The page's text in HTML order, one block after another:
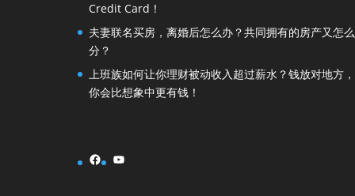
Credit Card！
夫妻联名买房，离婚后怎么办？共同拥有的房产又怎么
分？
上班族如何让你理财被动收入超过薪水？钱放对地方，
你会比想象中更有钱！
FacebookYouTube